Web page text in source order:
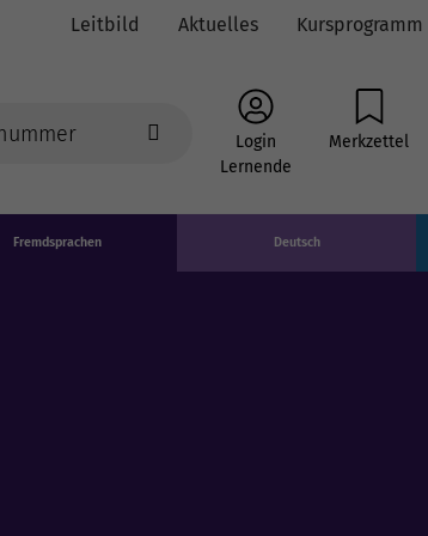
Leitbild Aktuelles Kursprogramm
Login
Lernende
Merkzettel
Fremdsprachen Deutsch